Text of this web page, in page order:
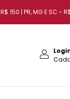
| PR, MG E SC - R$ 199